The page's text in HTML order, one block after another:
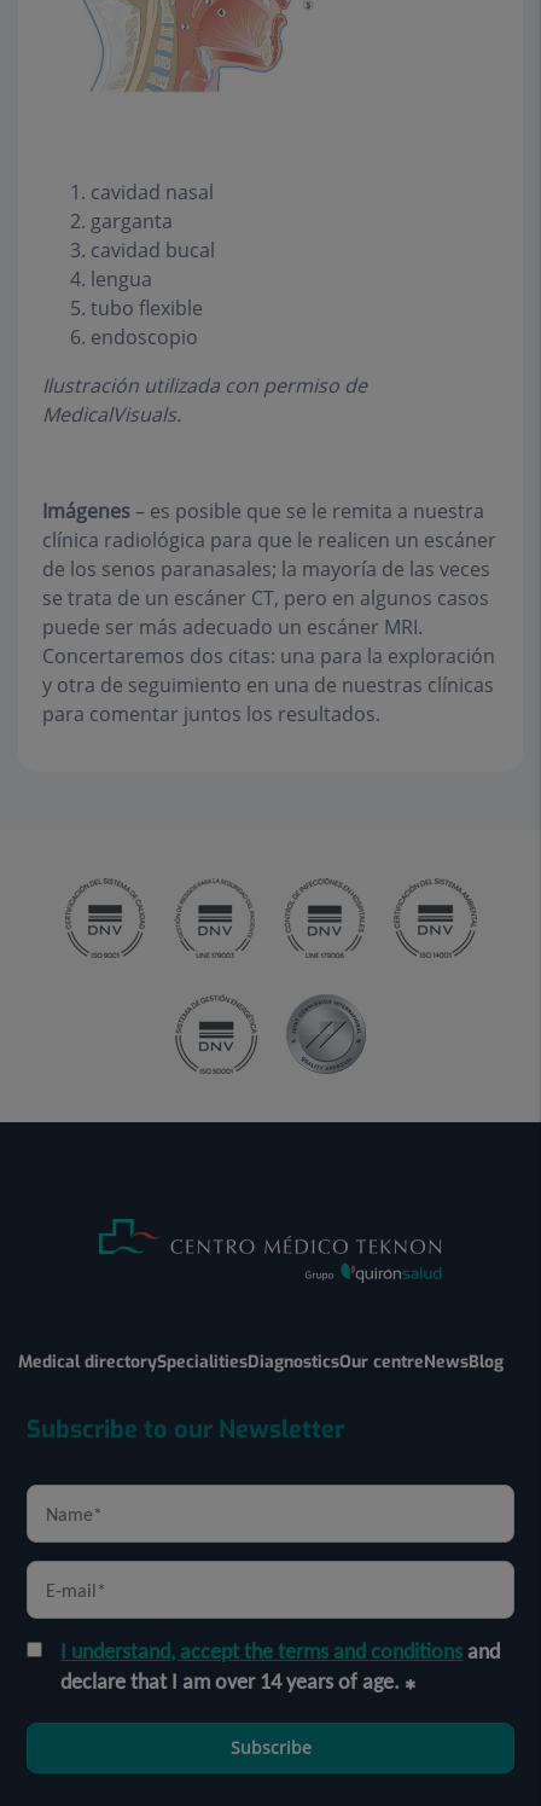
cavidad nasal
garganta
cavidad bucal
lengua
tubo flexible
endoscopio
Ilustración utilizada con permiso de
MedicalVisuals.
Imágenes– es posible que se le remita a nuestra
clínica radiológica para que le realicen un escáner
de los senos paranasales; la mayoría de las veces
se trata de un escáner CT, pero en algunos casos
puede ser más adecuado un escáner MRI.
Concertaremos dos citas: una para la exploración
y otra de seguimiento en una de nuestras clínicas
para comentar juntos los resultados.
Medical directorySpecialitiesDiagnosticsOur centreNewsBlog
Subscribe to our Newsletter
I understand, accept the terms and conditionsand
declare that I am over 14 years of age.
Subscribe